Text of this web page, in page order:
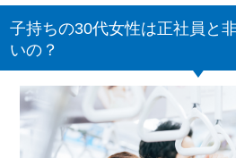
子持ちの30代女性は正社員と
いの？